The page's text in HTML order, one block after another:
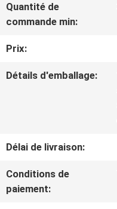
D'USINE
CONTRÔLE
DE
CONTACT
Quantité de
commande min:
Prix:
Détails d'emballage:
Délai de livraison:
Conditions de
paiement: